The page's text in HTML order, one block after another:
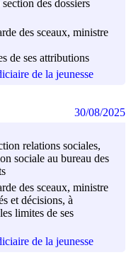
des dossiers
des sceaux, ministre
de ses attributions
de la jeunesse
relations sociales,
sociale au bureau des
des sceaux, ministre
et décisions, à
limites de ses
de la jeunesse
30/08/2025